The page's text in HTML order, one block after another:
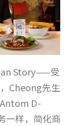
Story——受
Cheong先生
D-
一样，简化商